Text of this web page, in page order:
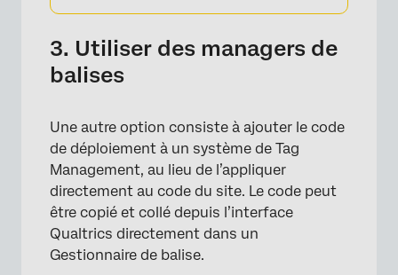
3. Utiliser des managers de
balises
Une autre option consiste à ajouter le code
de déploiement à un système de Tag
Management, au lieu de l’appliquer
directement au code du site. Le code peut
être copié et collé depuis l’interface
Qualtrics directement dans un
Gestionnaire de balise.